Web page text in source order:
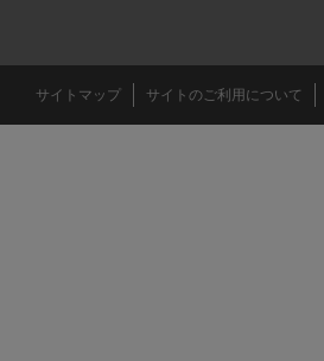
サイトマップ サイトのご利用について